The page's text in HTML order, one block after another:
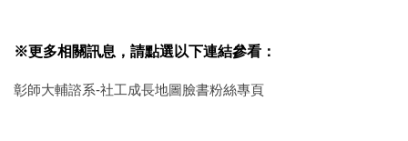
※更多相關訊息，請點選以下連結參看：
彰師大輔諮系-社工成長地圖臉書粉絲專頁